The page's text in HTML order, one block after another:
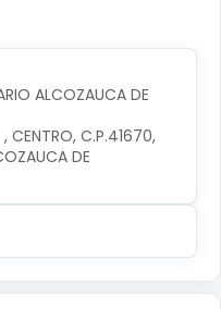
ALCOZAUCA DE
, CENTRO, C.P.41670,
DE